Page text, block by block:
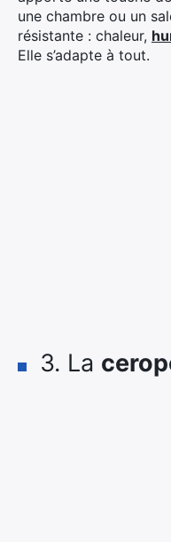
une chambre ou un
résistante : chaleur,
Elle s’adapte à tout.
3. La